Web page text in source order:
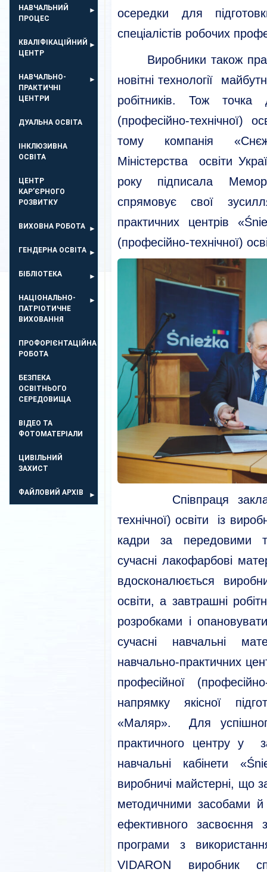
НАВЧАЛЬНИЙ
ПРОЦЕС
КВАЛІФІКАЦІЙНИЙ
ЦЕНТР
НАВЧАЛЬНО-
ПРАКТИЧНІ
ЦЕНТРИ
ДУАЛЬНА ОСВІТА
ІНКЛЮЗИВНА
ОСВІТА
ЦЕНТР
КАР’ЄРНОГО
РОЗВИТКУ
ВИХОВНА РОБОТА
ГЕНДЕРНА ОСВІТА
БІБЛІОТЕКА
НАЦІОНАЛЬНО-
ПАТРІОТИЧНЕ
ВИХОВАННЯ
ПРОФОРІЄНТАЦІЙНА
РОБОТА
БЕЗПЕКА
ОСВIТНЬОГО
СЕРЕДОВИЩА
ВІДЕО ТА
ФОТОМАТЕРІАЛИ
ЦИВІЛЬНИЙ
ЗАХИСТ
ФАЙЛОВИЙ АРХІВ
осередки для
спеціалістів робочих
Виробники також
новітні технології
робітників. Тож точка
(професійно-технічної)
тому компанія
Міністерства освіти
року підписала
спрямовує свої
практичних центрів
(професійно-технічної)
Співпраця закладів
технічної) освіти із
кадри за передовими
сучасні лакофарбові
вдосконалюється
освіти, а завтрашні
розробками і
сучасні навчальні
навчально-практичних
професійної
напрямку якісної
«Маляр». Для
практичного центру у
навчальні кабінети
виробничі майстерні, що
методичними засобами
ефективного засвоєння
програми з
VIDARON виробник